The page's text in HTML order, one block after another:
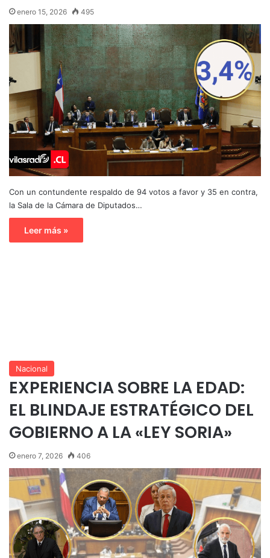
enero 15, 2026 495
Con un contundente respaldo de 94 votos a favor y 35 en contra,
la Sala de la Cámara de Diputados…
Leer más »
Nacional
EXPERIENCIA SOBRE LA EDAD:
EL BLINDAJE ESTRATÉGICO DEL
GOBIERNO A LA «LEY SORIA»
enero 7, 2026 406